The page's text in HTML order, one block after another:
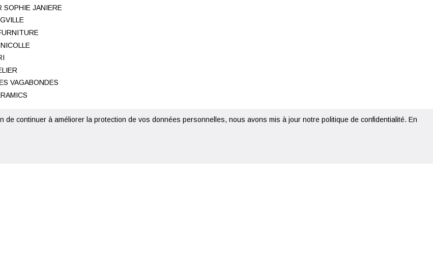
SOPHIE JANIERE
VAGABONDES
continuer à améliorer la protection de vos données personnelles, nous avons mis à jour notre politique de confidentialité. En